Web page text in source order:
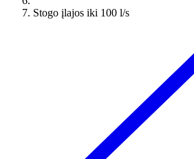
Stogo įlajos iki 100 l/s